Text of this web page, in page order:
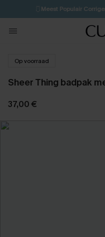
🩱Meest Populair
💌Abonneer je &
Koop 3, krijg 15% korting
Op voorraad
Sheer Thing badpak
37,00 €